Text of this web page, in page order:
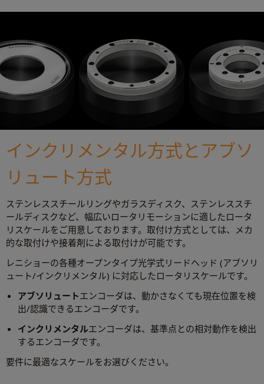
インクリメンタル方式とアブソ
リュート方式
ステンレススチールリングやガラスディスク、ステンレススチ
ールディスクなど、幅広いロータリモーションに適したロータ
リスケールをご用意しております。取付け方式としては、メカ
的な取付けや接着剤による取付けが可能です。
レニショーの各種オープンタイプ光学式リードヘッド (アブソリ
ュート/インクリメンタル) に対応したロータリスケールです。
アブソリュートエンコーダは、動かさなくても現在位置を検
出/認識できるエンコーダです。
インクリメンタルエンコーダは、基準点との相対動作を検出
するエンコーダです。
要件に最適なスケールをお選びください。